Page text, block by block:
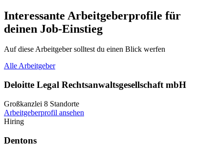
Interessante Arbeitgeberprofile für
deinen Job-Einstieg
Auf diese Arbeitgeber solltest du einen Blick werfen
Alle Arbeitgeber
Deloitte Legal Rechtsanwaltsgesellschaft mbH
Großkanzlei 8 Standorte
Arbeitgeberprofil ansehen
Hiring
Dentons